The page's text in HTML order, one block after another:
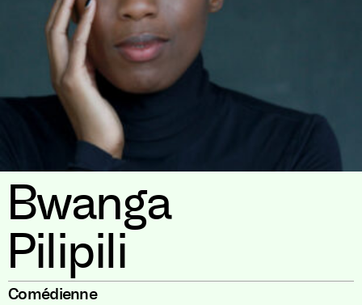
Bwanga
Pilipili
Comédienne